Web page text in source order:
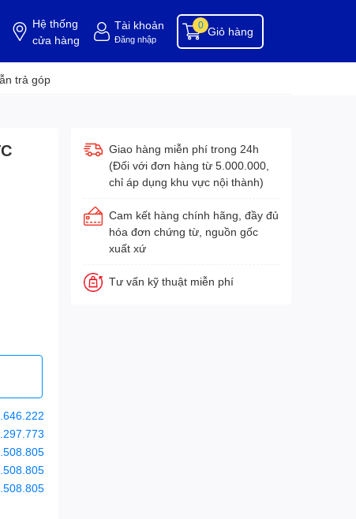
dụng cụ buồng phòng dụng cụ vệ sinh hóa chất tẩy rửa hóa chất vệ sinh
Hệ thống
cửa hàng
Tài khoản
Đăng nhập
Giỏ hàng
0
trả góp
Giao hàng miễn phí trong 24h
(Đối với đơn hàng từ 5.000.000,
chỉ áp dụng khu vực nội thành)
Cam kết hàng chính hãng, đầy đủ
hóa đơn chứng từ, nguồn gốc
xuất xứ
Tư vấn kỹ thuật miễn phí